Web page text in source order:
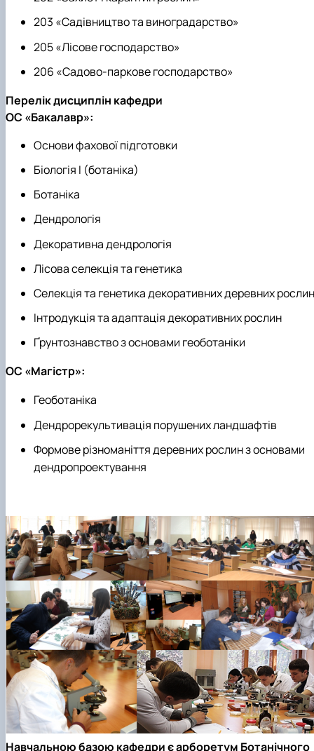
203 «Садівництво та виноградарство»
205 «Лісове господарство»
206 «Садово-паркове господарство»
Перелік дисциплін кафедри
ОС «Бакалавр»:
Основи фахової підготовки
Біологія І (ботаніка)
Ботаніка
Дендрологія
Декоративна дендрологія
Лісова селекція та генетика
Селекція та генетика декоративних деревних рослин
Інтродукція та адаптація декоративних рослин
Ґрунтознавство з основами геоботаніки
ОС «Магістр»:
Геоботаніка
Дендрорекультивація порушених ландшафтів
Формове різноманіття деревних рослин з основами
дендропроектування
Навчальною базою кафедри є арборетум Ботанічного